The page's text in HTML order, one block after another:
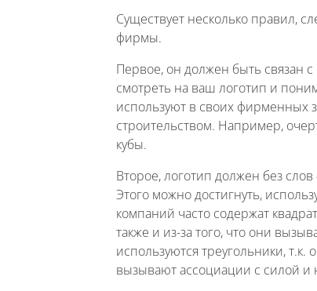
Существует несколько правил,
фирмы.
Первое, он должен быть связан
смотреть на ваш логотип и
используют в своих фирменных
строительством. Например,
кубы.
Второе, логотип должен без
Этого можно достигнуть,
компаний часто содержат
также и из-за того, что они
используются треугольники,
вызывают ассоциации с силой и